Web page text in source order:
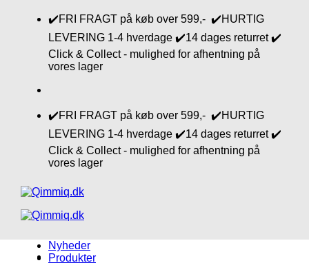
✔️FRI FRAGT på køb over 599,- ✔️HURTIG
LEVERING 1-4 hverdage ✔️14 dages returret ✔️
Click & Collect - mulighed for afhentning på
vores lager
✔️FRI FRAGT på køb over 599,- ✔️HURTIG
LEVERING 1-4 hverdage ✔️14 dages returret ✔️
Click & Collect - mulighed for afhentning på
vores lager
Nyheder
Produkter